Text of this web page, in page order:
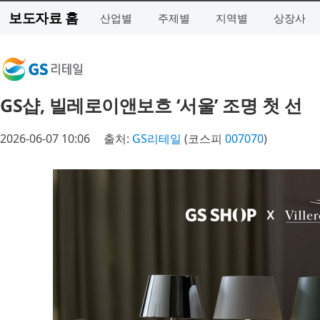
보도자료 홈 산업별 주제별 지역별 상장사
GS샵, 빌레로이앤보흐 ‘서울’ 조명 첫 선
2026-06-07 10:06 출처: GS리테일 (코스피 007070)